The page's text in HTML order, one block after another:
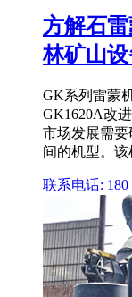
方解石
林矿山
GK系列雷蒙
GK1620A改
市场发展需要
间的机型。该
联系电话: 180